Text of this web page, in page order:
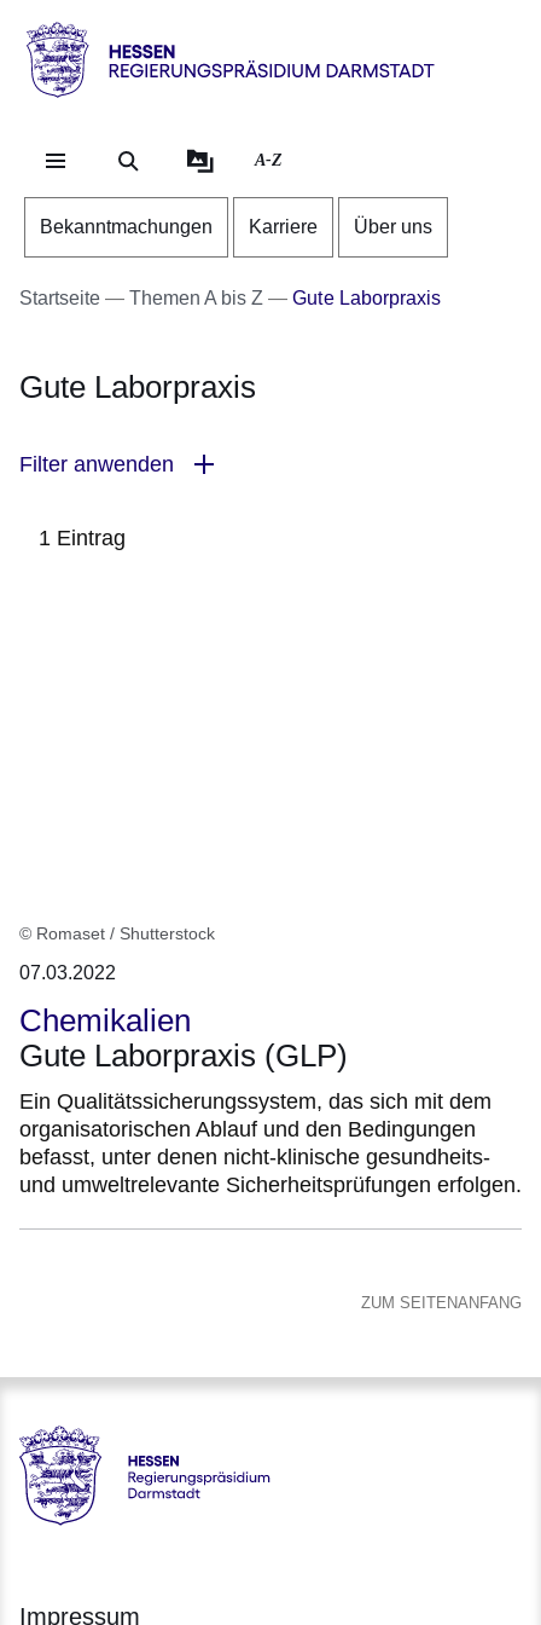
Direkt zum Kopf der
Direkt zum Inhalt
Direkt zum Fuß der
Hessen
RP
Darmstadt
A-Z
Bekanntmachungen Karriere Über uns
Startseite Themen A bis Z Gute Laborpraxis
Gute Laborpraxis
Filter anwenden
1 Eintrag
© Romaset / Shutterstock
07.03.2022
Chemikalien
Gute Laborpraxis (GLP)
Ein Qualitätssicherungssystem, das sich mit dem
organisatorischen Ablauf und den Bedingungen
befasst, unter denen nicht-klinische gesundheits-
und umweltrelevante Sicherheitsprüfungen erfolgen.
ZUM SEITENANFANG
Hessen - Regierungspräsidium Darmstadt
Impressum